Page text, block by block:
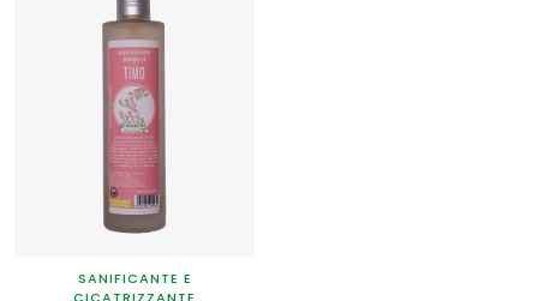
SANIFICANTE E